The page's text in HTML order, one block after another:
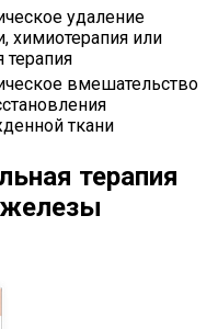
удаление
химиотерапия или
терапия
вмешательство
ткани
терапия